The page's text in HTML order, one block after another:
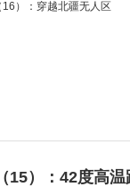
15）：42度高